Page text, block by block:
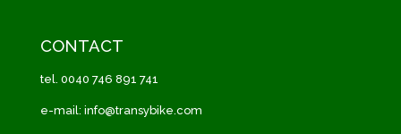
CONTACT
tel. 0040 746 891 741
e-mail: info@transybike.com